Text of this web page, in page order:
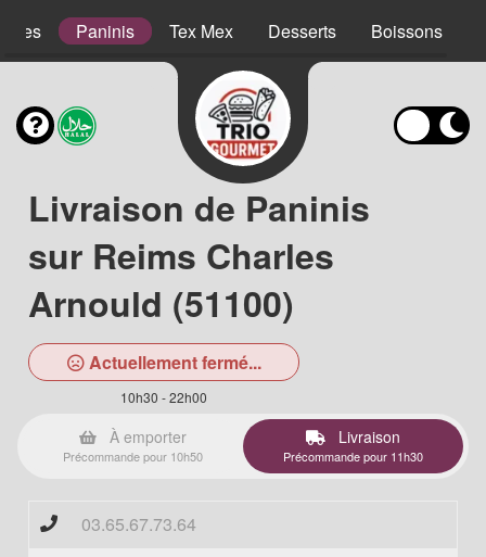
Paninis Tex Mex Desserts Boissons
Livraison de Paninis
sur Reims Charles
Arnould (51100)
Actuellement fermé...
10h30 - 22h00
À emporter
Précommande pour 10h50
Livraison
Précommande pour 11h30
03.65.67.73.64